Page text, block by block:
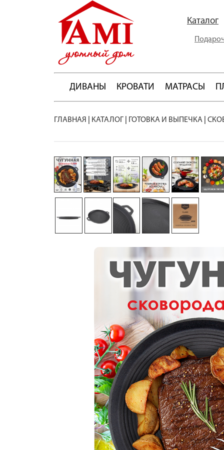
Каталог
ДИВАНЫ КРОВАТИ МАТРАСЫ
ГЛАВНАЯ КАТАЛОГ ГОТОВКА И ВЫПЕЧКА